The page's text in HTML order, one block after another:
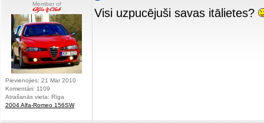
Member of
Pievienojies: 21 Mar 2010
Komentāri: 1109
Atrašanās vieta: Rīga
2004 Alfa-Romeo 156SW
Visi uzpucējuši savas itālietes?